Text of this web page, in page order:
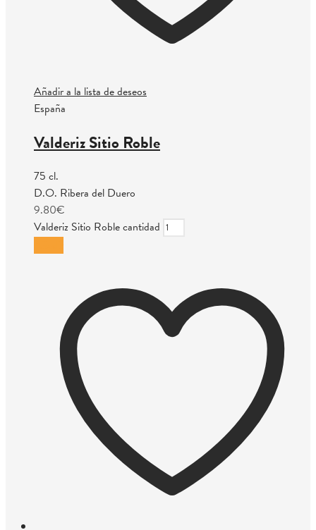
Añadir a la lista de deseos
España
Valderiz Sitio Roble
75 cl.
D.O. Ribera del Duero
9.80€
Valderiz Sitio Roble cantidad